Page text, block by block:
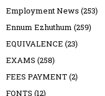
Employment News (253)
Ennum Ezhuthum (259)
EQUIVALENCE (23)
EXAMS (258)
FEES PAYMENT(2)
FONTS (12)